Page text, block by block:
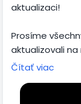
aktualizaci!
Prosíme
aktualizovali na
Čítať viac